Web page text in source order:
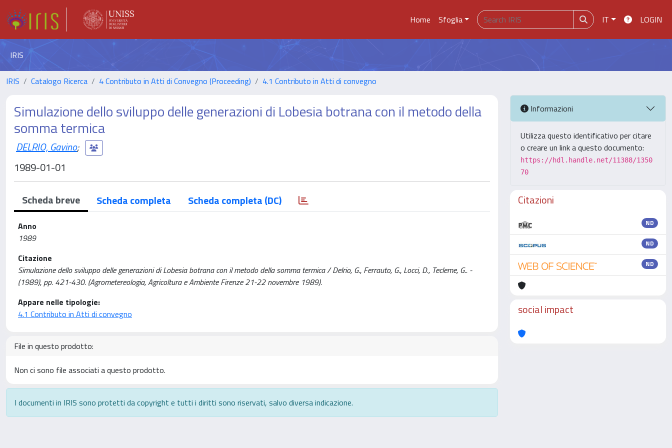
Home Sfoglia IT LOGIN
IRIS
IRIS Catalogo Ricerca 4 Contributo in Atti di Convegno (Proceeding) 4.1 Contributo in Atti di convegno
Simulazione dello sviluppo delle generazioni di Lobesia botrana con il metodo della
somma termica
DELRIO, Gavino;
1989-01-01
Scheda breve Scheda completa Scheda completa (DC)
Anno
1989
Citazione
Simulazione dello sviluppo delle generazioni di Lobesia botrana con il metodo della somma termica / Delrio, G., Ferrauto, G., Locci, D., Tecleme, G.. -
(1989), pp. 421-430. (Agrometereologia, Agricoltura e Ambiente Firenze 21-22 novembre 1989).
Appare nelle tipologie:
4.1 Contributo in Atti di convegno
File in questo prodotto:
Non ci sono file associati a questo prodotto.
I documenti in IRIS sono protetti da copyright e tutti i diritti sono riservati, salvo diversa indicazione.
Informazioni
Utilizza questo identificativo per citare
o creare un link a questo documento:
https://hdl.handle.net/11388/1350
70
Citazioni
ND
ND
ND
social impact